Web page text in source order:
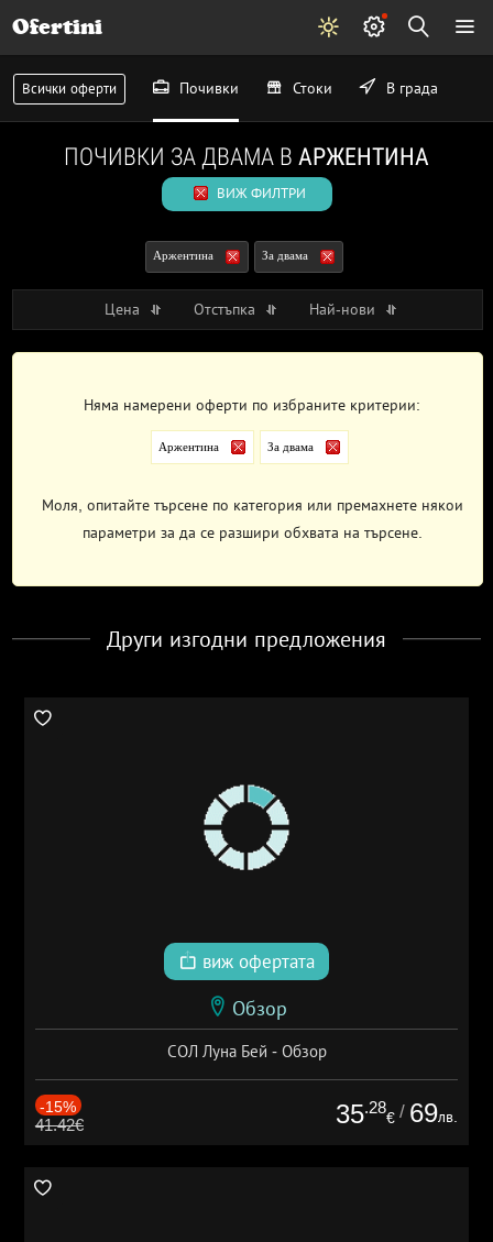
Ofertini
Всички оферти Почивки Стоки В града
ПОЧИВКИ ЗА ДВАМА В АРЖЕНТИНА
ВИЖ ФИЛТРИ
Аржентина За двама
Цена Отстъпка Най-нови
Няма намерени оферти по избраните критерии:
Аржентина За двама
Моля, опитайте търсене по категория или премахнете някои
параметри за да се разшири обхвата на търсене.
Други изгодни предложения
виж офертата
Обзор
СОЛ Луна Бей - Обзор
-15%
41.42€ 35.28
€ / 69лв.